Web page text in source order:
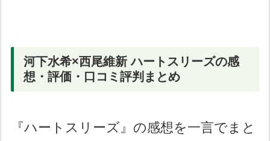
河下水希×西尾維新 ハートスリーズの感
想・評価・口コミ評判まとめ
『ハートスリーズ』の感想を一言でまと